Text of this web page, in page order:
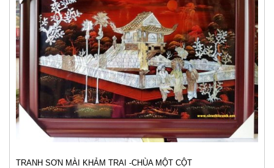
TRANH SƠN MÀI KHẢM TRAI -CHÙA MỘT CỘT